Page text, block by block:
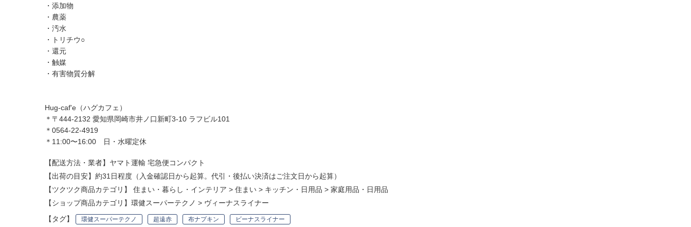
・添加物
・農薬
・汚水
・トリチウ○
・還元
・触媒
・有害物質分解
Hug-caf'e（ハグカフェ）
＊〒444-2132 愛知県岡崎市井ノ口新町3-10 ラフビル101
＊0564-22-4919
＊11:00〜16:00 日・水曜定休
【配送方法・業者】ヤマト運輸 宅急便コンパクト
【出荷の目安】約31日程度（入金確認日から起算。代引・後払い決済はご注文日から起算）
【ツクツク商品カテゴリ】 住まい・暮らし・インテリア > 住まい > キッチン・日用品 > 家庭用品・日用品
【ショップ商品カテゴリ】 環健スーパーテクノ > ヴィーナスライナー
【タグ】
環健スーパーテクノ 超遠赤 布ナプキン ビーナスライナー